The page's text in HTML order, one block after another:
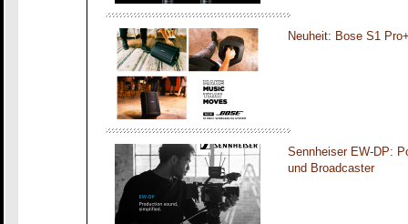
Neuheit: Bose S1
Sennheiser EW-DP:
und Broadcaster